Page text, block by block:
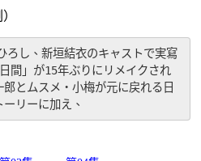
ろし、新垣結衣のキャストで実寫
間」が15年ぶりにリメイクされ
とムスメ・小梅が元に戻れる日
リーに加え、